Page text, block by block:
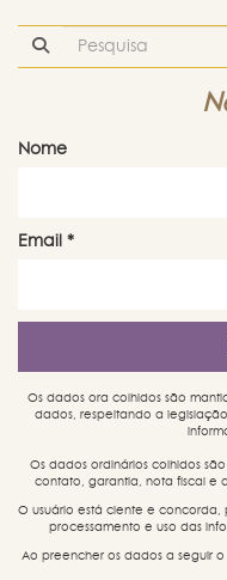
Nome
Email *
Os dados ora colhidos são
dados, respeitando a
Os dados ordinários colhidos
contato, garantia, nota fiscal e
O usuário está ciente e concorda,
processamento e uso das
Ao preencher os dados a seguir